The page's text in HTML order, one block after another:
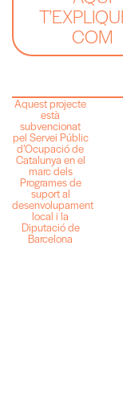
COM
Aquest projecte
està
subvencionat
pel Servei Públic
d’Ocupació de
Catalunya en el
marc dels
Programes de
suport al
desenvolupament
local i la
Diputació de
Barcelona